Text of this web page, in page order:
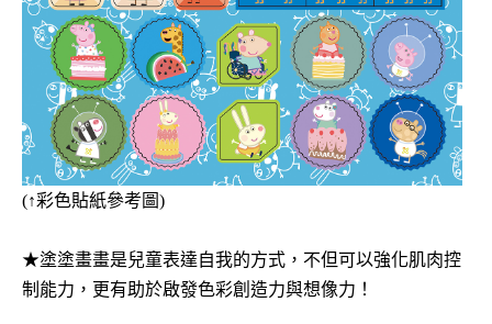
(↑彩色貼紙參考圖)
★塗塗畫畫是兒童表達自我的方式，不但可以強化肌肉控
制能力，更有助於啟發色彩創造力與想像力！